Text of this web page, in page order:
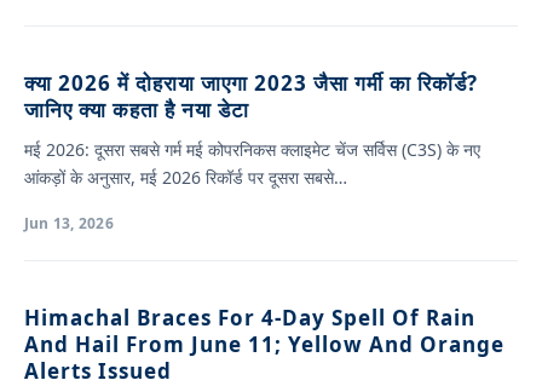
क्या 2026 में दोहराया जाएगा 2023 जैसा गर्मी का रिकॉर्ड?
जानिए क्या कहता है नया डेटा
मई 2026: दूसरा सबसे गर्म मई कोपरनिकस क्लाइमेट चेंज सर्विस (C3S) के नए
आंकड़ों के अनुसार, मई 2026 रिकॉर्ड पर दूसरा सबसे…
Jun 13, 2026
Himachal Braces For 4-Day Spell Of Rain
And Hail From June 11; Yellow And Orange
Alerts Issued